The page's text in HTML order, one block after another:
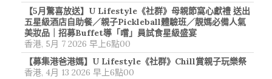
【5月驚喜放送】U Lifestyle《社群》母親節窩心獻禮 送出
五星級酒店自助餐／親子Pickleball體驗班／靚媽必備人氣
美妝品｜招募Buffet導「嚐」員試食星級盛宴
香港, 5月 7 2026 早上6點00
【募集港爸港媽】U Lifestyle《社群》Chill賞親子玩樂祭
香港, 4月 13 2026 早上6點00